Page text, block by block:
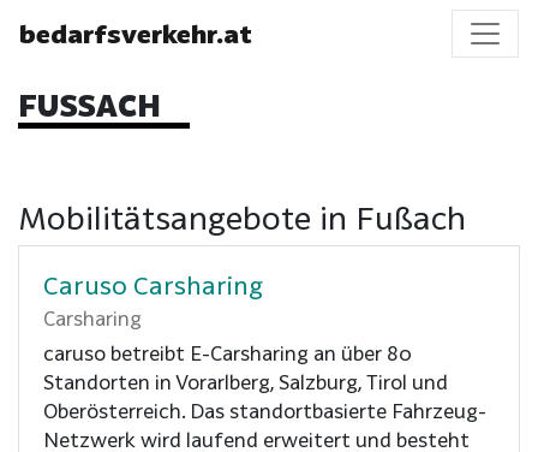
bedarfsverkehr.at
FUSSACH
Mobilitätsangebote in Fußach
Caruso Carsharing
Carsharing
caruso betreibt E-Carsharing an über 80
Standorten in Vorarlberg, Salzburg, Tirol und
Oberösterreich. Das standortbasierte Fahrzeug-
Netzwerk wird laufend erweitert und besteht